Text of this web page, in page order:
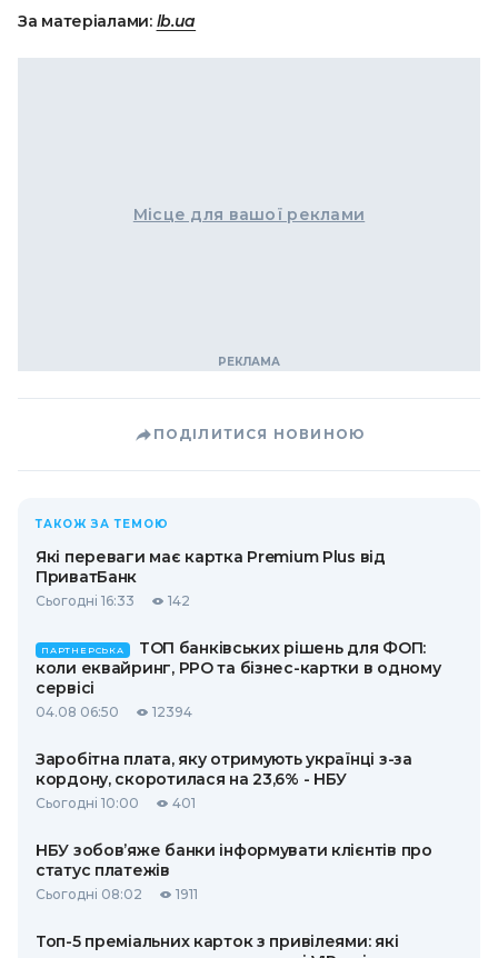
За матеріалами: lb.ua
Місце для вашої реклами
ПОДІЛИТИСЯ НОВИНОЮ
ТАКОЖ ЗА ТЕМОЮ
Які переваги має картка Premium Plus від
ПриватБанк
Сьогодні 16:33 142
ПАРТНЕРСЬКА
ТОП банківських рішень для ФОП:
коли еквайринг, РРО та бізнес-картки в одному
сервісі
04.08 06:50 12394
Заробітна плата, яку отримують українці з-за
кордону, скоротилася на 23,6% - НБУ
Сьогодні 10:00 401
НБУ зобов’яже банки інформувати клієнтів про
статус платежів
Сьогодні 08:02 1911
Топ-5 преміальних карток з привілеями: які